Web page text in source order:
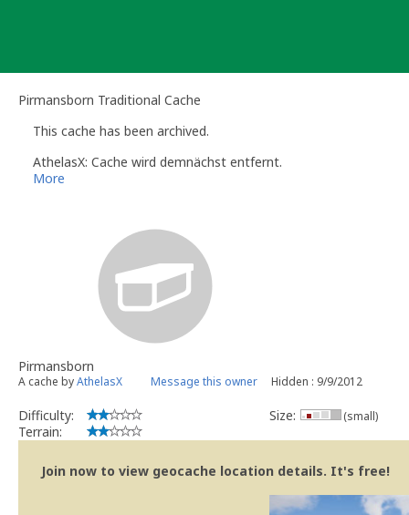
Pirmansborn Traditional Cache
This cache has been archived.
AthelasX: Cache wird demnächst entfernt.
More
Pirmansborn
A cache byAthelasX Message this owner Hidden : 9/9/2012
Difficulty:
Terrain:
Size: (small)
Join now to view geocache location details. It's free!